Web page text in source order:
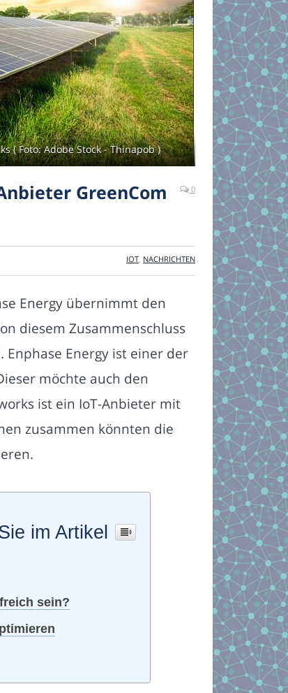
( Foto: Adobe Stock - Thinapob )
GreenCom
0
IOT, NACHRICHTEN
Energy übernimmt den
diesem Zusammenschluss
Energy ist einer der
möchte auch den
ist ein IoT-Anbieter mit
zusammen könnten die
im Artikel
sein?